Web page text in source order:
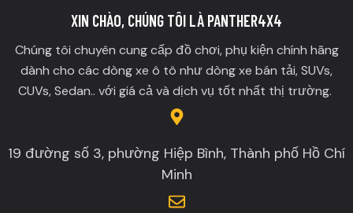
XIN CHÀO, CHÚNG TÔI LÀ PANTHER4X4
Chúng tôi chuyên cung cấp đồ chơi, phụ kiện chính hãng
dành cho các dòng xe ô tô như dòng xe bán tải, SUVs,
CUVs, Sedan.. với giá cả và dịch vụ tốt nhất thị trường.
19 đường số 3, phường Hiệp Bình, Thành phố Hồ Chí
Minh